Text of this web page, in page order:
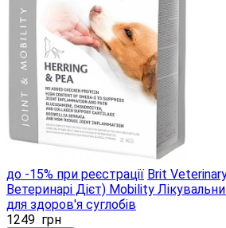
до -15% при реєстрації Brit
Ветеринарі Дієт) Mobility
для здоров'я суглобів
1249 грн